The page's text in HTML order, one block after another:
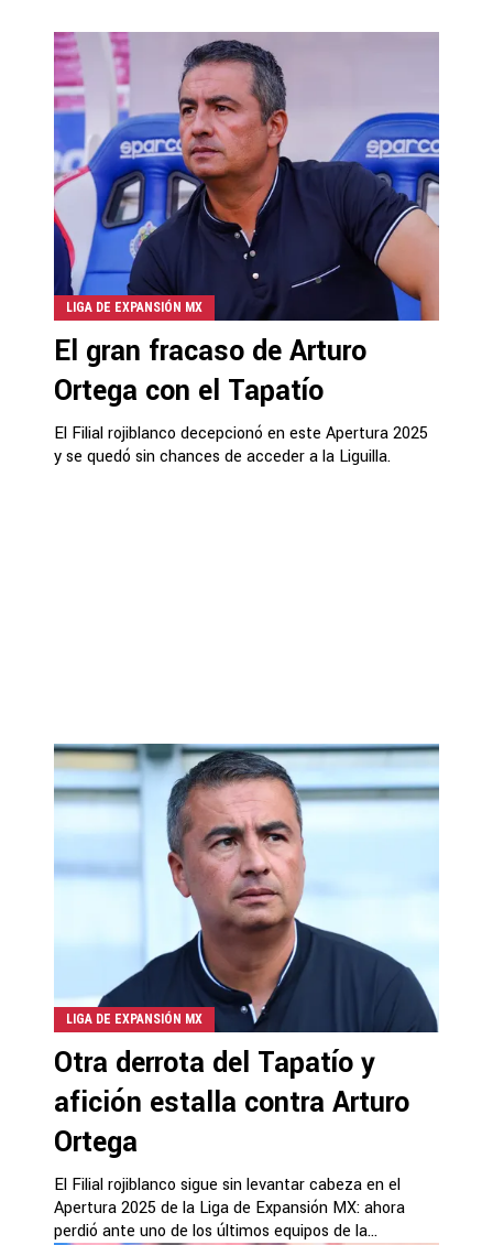
LIGA DE EXPANSIÓN MX
El gran fracaso de Arturo
Ortega con el Tapatío
El Filial rojiblanco decepcionó en este Apertura 2025
y se quedó sin chances de acceder a la Liguilla.
LIGA DE EXPANSIÓN MX
Otra derrota del Tapatío y
afición estalla contra Arturo
Ortega
El Filial rojiblanco sigue sin levantar cabeza en el
Apertura 2025 de la Liga de Expansión MX: ahora
perdió ante uno de los últimos equipos de la...